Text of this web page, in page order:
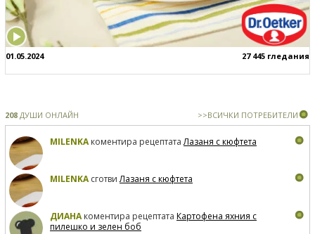
01.05.2024 27 445 гледания
208 ДУШИ ОНЛАЙН >>ВСИЧКИ ПОТРЕБИТЕЛИ
MILENKAкоментира рецептатаЛазаня с кюфтета
MILENKAсготвиЛазаня с кюфтета
ДИАНАкоментира рецептата Картофена яхния с
пилешко и зелен боб